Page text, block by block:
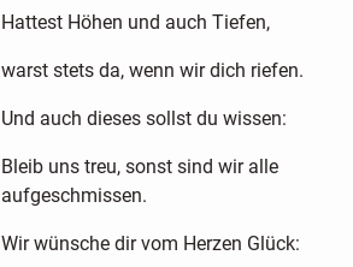
Hattest Höhen und auch Tiefen,
warst stets da, wenn wir dich riefen.
Und auch dieses sollst du wissen:
Bleib uns treu, sonst sind wir alle
aufgeschmissen.
Wir wünsche dir vom Herzen Glück: